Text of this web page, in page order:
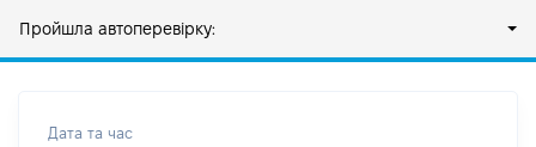
Пройшла автоперевірку:
Дата та час